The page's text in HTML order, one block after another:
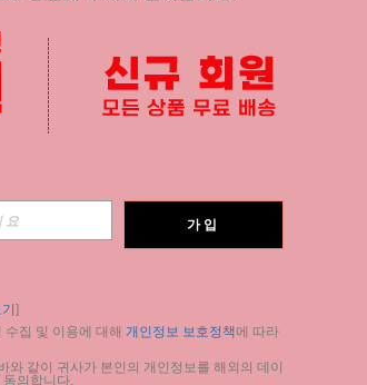
가입
]
수집 및 이용에 대해 개인정보 보호정책에 따라
와 같이 귀사가 본인의 개인정보를 해외의 데이
동의합니다.